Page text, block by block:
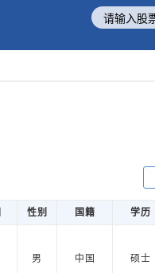
性别 国籍 学历
男 中国 硕士